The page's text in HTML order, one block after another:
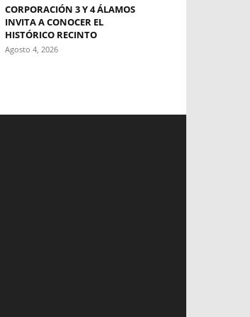
CORPORACIÓN 3 Y 4 ÁLAMOS
INVITA A CONOCER EL
HISTÓRICO RECINTO
Agosto 4, 2026